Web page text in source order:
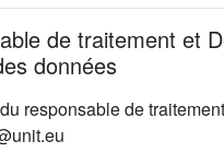
de traitement et
données
responsable de